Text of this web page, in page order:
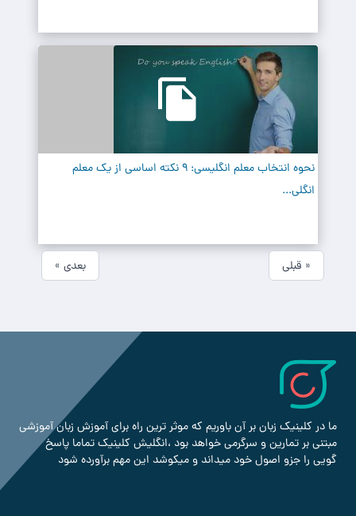
نحوه انتخاب معلم انگلیسی: 9 نکته اساسی از یک معلم
انگلی...
« قبلی بعدی »
ما در کلینیک زبان بر آن باوریم که موثر ترین راه برای آموزش زبان آموزشی
مبتنی بر تمارین و سرگرمی خواهد بود ،انگلیش کلینیک تماما پاسخ
گویی را جزو اصول خود میداند و میکوشد این مهم برآورده شود